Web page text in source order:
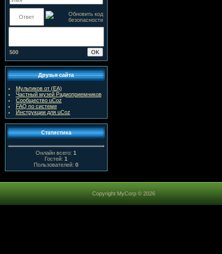
500
Друзья сайта
Мультиков от (ЕА)
Частный музей Радиоприемников
Сообщество uCoz
FAQ по системе
Инструкции для uCoz
Статистика
Онлайн всего:1
Гостей:1
Пользователей:0
Copyright MyCorp © 2026